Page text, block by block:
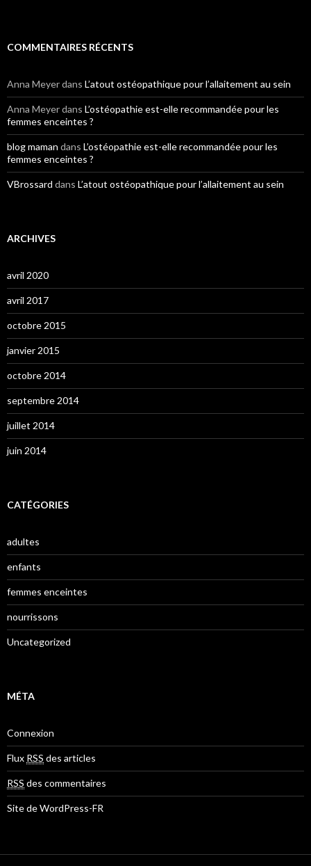
COMMENTAIRES RÉCENTS
Anna Meyerdans L’atout ostéopathique pour l’allaitement au sein
Anna Meyerdans L’ostéopathie est-elle recommandée pour les
femmes enceintes ?
blog maman dans L’ostéopathie est-elle recommandée pour les
femmes enceintes ?
VBrossard dans L’atout ostéopathique pour l’allaitement au sein
ARCHIVES
avril 2020
avril 2017
octobre 2015
janvier 2015
octobre 2014
septembre 2014
juillet 2014
juin 2014
CATÉGORIES
adultes
enfants
femmes enceintes
nourrissons
Uncategorized
MÉTA
Connexion
Flux RSS des articles
RSS des commentaires
Site de WordPress-FR